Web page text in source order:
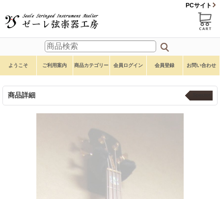
PCサイト
ようこそ ご利用案内 商品カテゴリー 会員ログイン 会員登録 お問い合わせ
商品詳細